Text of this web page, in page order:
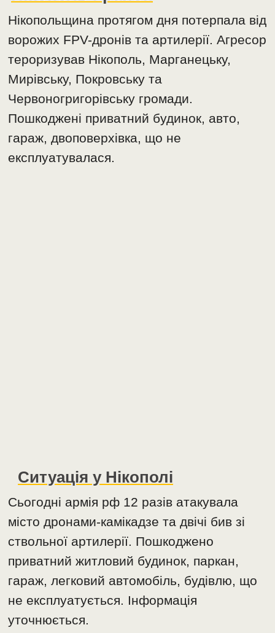
Нікопольщина протягом дня потерпала від
ворожих FPV-дронів та артилерії. Агресор
тероризував Нікополь, Марганецьку,
Мирівську, Покровську та
Червоногригорівську громади.
Пошкоджені приватний будинок, авто,
гараж, двоповерхівка, що не
експлуатувалася.
Ситуація у Нікополі
Сьогодні армія рф 12 разів атакувала
місто дронами-камікадзе та двічі бив зі
ствольної артилерії. Пошкоджено
приватний житловий будинок, паркан,
гараж, легковий автомобіль, будівлю, що
не експлуатується. Інформація
уточнюється.